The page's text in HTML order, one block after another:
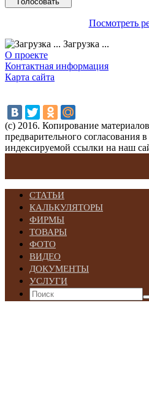
Посмотреть
Загрузка ...
О проекте
Контактная информация
Карта сайта
(с) 2016. Копирование
предварительного согласования
индексируемой ссылки на наш
СТАТЬИ
КАЛЬКУЛЯТОРЫ
ФИРМЫ
ТОВАРЫ
ФОТО
ВИДЕО
ДОКУМЕНТЫ
УСЛУГИ